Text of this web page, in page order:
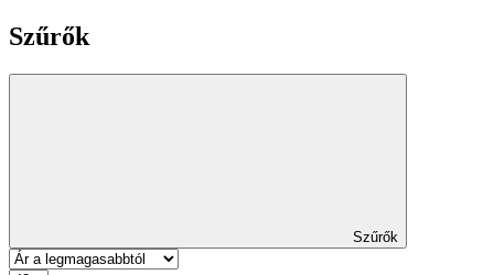
Szűrők
Szűrők